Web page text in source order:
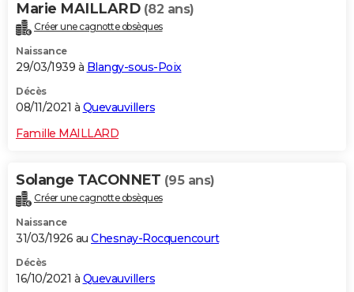
Marie MAILLARD (82 ans)
Créer une cagnotte obsèques
Naissance
29/03/1939 à Blangy-sous-Poix
Décès
08/11/2021 à Quevauvillers
Famille MAILLARD
Solange TACONNET (95 ans)
Créer une cagnotte obsèques
Naissance
31/03/1926 au Chesnay-Rocquencourt
Décès
16/10/2021 à Quevauvillers